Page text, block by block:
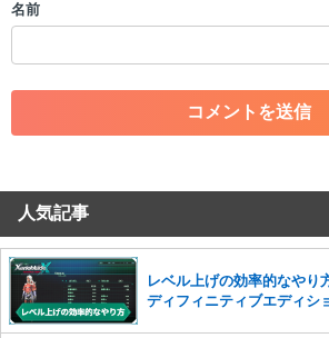
・一度削除された投稿を再び投稿すること
・アカウントの売買など金銭が絡む内容
・各ゲームのネタバレを含む内容の投稿
・その他、管理者が不適切と判断した投稿
コメントの削除を申請する
せていただきます。ご了承ください。
※一度削除したコメントは復元ができま
さい。
また、過度な利用規約の違反や、弊社に損害の及
名前
人気記事
レベル上げの効率的なやり
ディフィニティブエディシ